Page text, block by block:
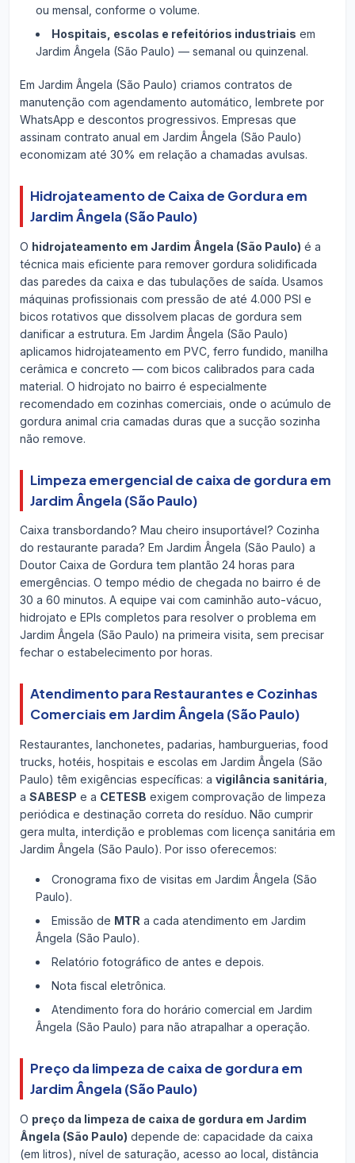
ou mensal, conforme o volume.
Hospitais, escolas e refeitórios industriais em
Jardim Ângela (São Paulo) — semanal ou quinzenal.
Em Jardim Ângela (São Paulo) criamos contratos de
manutenção com agendamento automático, lembrete por
WhatsApp e descontos progressivos. Empresas que
assinam contrato anual em Jardim Ângela (São Paulo)
economizam até 30% em relação a chamadas avulsas.
Hidrojateamento de Caixa de Gordura em
Jardim Ângela (São Paulo)
O hidrojateamento em Jardim Ângela (São Paulo) é a
técnica mais eficiente para remover gordura solidificada
das paredes da caixa e das tubulações de saída. Usamos
máquinas profissionais com pressão de até 4.000 PSI e
bicos rotativos que dissolvem placas de gordura sem
danificar a estrutura. Em Jardim Ângela (São Paulo)
aplicamos hidrojateamento em PVC, ferro fundido, manilha
cerâmica e concreto — com bicos calibrados para cada
material. O hidrojato no bairro é especialmente
recomendado em cozinhas comerciais, onde o acúmulo de
gordura animal cria camadas duras que a sucção sozinha
não remove.
Limpeza emergencial de caixa de gordura em
Jardim Ângela (São Paulo)
Caixa transbordando? Mau cheiro insuportável? Cozinha
do restaurante parada? Em Jardim Ângela (São Paulo) a
Doutor Caixa de Gordura tem plantão 24 horas para
emergências. O tempo médio de chegada no bairro é de
30 a 60 minutos. A equipe vai com caminhão auto-vácuo,
hidrojato e EPIs completos para resolver o problema em
Jardim Ângela (São Paulo) na primeira visita, sem precisar
fechar o estabelecimento por horas.
Atendimento para Restaurantes e Cozinhas
Comerciais em Jardim Ângela (São Paulo)
Restaurantes, lanchonetes, padarias, hamburguerias, food
trucks, hotéis, hospitais e escolas em Jardim Ângela (São
Paulo) têm exigências específicas: a vigilância sanitária
a SABESP e a CETESB exigem comprovação de limpeza
periódica e destinação correta do resíduo. Não cumprir
gera multa, interdição e problemas com licença sanitária em
Jardim Ângela (São Paulo). Por isso oferecemos:
Cronograma fixo de visitas em Jardim Ângela (São
Paulo).
Emissão de MTR a cada atendimento em Jardim
Ângela (São Paulo).
Relatório fotográfico de antes e depois.
Nota fiscal eletrônica.
Atendimento fora do horário comercial em Jardim
Ângela (São Paulo) para não atrapalhar a operação.
Preço da limpeza de caixa de gordura em
Jardim Ângela (São Paulo)
O preço da limpeza de caixa de gordura em Jardim
Ângela (São Paulo) depende de: capacidade da caixa
(em litros), nível de saturação, acesso ao local, distância